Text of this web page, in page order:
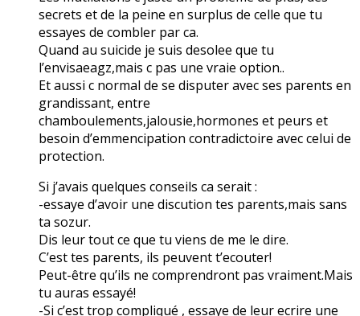
secrets et de la peine en surplus de celle que tu
essayes de combler par ca.
Quand au suicide je suis desolee que tu
l’envisaeagz,mais c pas une vraie option..
Et aussi c normal de se disputer avec ses parents en
grandissant, entre
chamboulements,jalousie,hormones et peurs et
besoin d’emmencipation contradictoire avec celui de
protection.
Si j’avais quelques conseils ca serait :
-essaye d’avoir une discution tes parents,mais sans
ta sozur.
Dis leur tout ce que tu viens de me le dire.
C’est tes parents, ils peuvent t’ecouter!
Peut-être qu’ils ne comprendront pas vraiment.Mais
tu auras essayé!
-Si c’est trop compliqué , essaye de leur ecrire une